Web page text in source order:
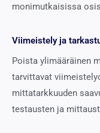
monimutkaisissa
Viimeistely ja
Poista ylimääräinen
tarvittavat
mittatarkkuuden
testausten ja